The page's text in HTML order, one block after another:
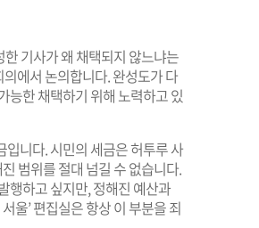
한 기사가 왜 채택되지 않느냐는
에서 논의합니다. 완성도가 다
능한 채택하기 위해 노력하고 있
니다. 시민의 세금은 허투루 사
범위를 절대 넘길 수 없습니다.
행하고 싶지만, 정해진 예산과
울’ 편집실은 항상 이 부분을 죄